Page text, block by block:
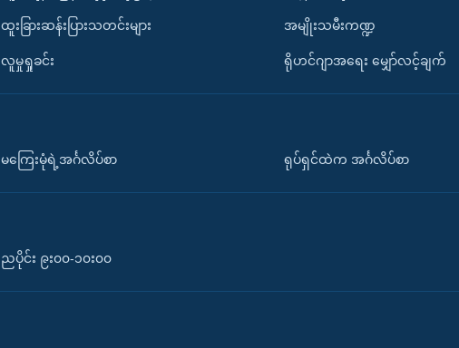
ထူးခြားဆန်းပြားသတင်းများ
လူမှုရှုခင်း
အမျိုးသမီးကဏ္ဍ
ရိုဟင်ဂျာအရေး မျှော်လင့်ချက်
မကြေးမုံရဲ့အင်္ဂလိပ်စာ ရုပ်ရှင်ထဲက အင်္ဂလိပ်စာ
ညပိုင်း ၉း၀၀-၁၀း၀၀